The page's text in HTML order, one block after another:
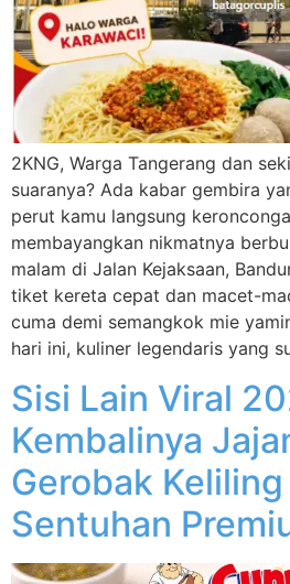
2KNG, Warga Tangerang dan
suaranya? Ada kabar gembira
perut kamu langsung
membayangkan nikmatnya
malam di Jalan Kejaksaan,
tiket kereta cepat dan macet-
cuma demi semangkok mie
hari ini, kuliner legendaris yang
Sisi Lain Viral
Kembalinya
Gerobak
Sentuhan